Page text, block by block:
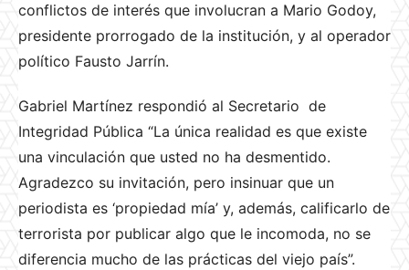
conflictos de interés que involucran a Mario Godoy,
presidente prorrogado de la institución, y al operador
político Fausto Jarrín.
Gabriel Martínez respondió al Secretario de
Integridad Pública “La única realidad es que existe
una vinculación que usted no ha desmentido.
Agradezco su invitación, pero insinuar que un
periodista es ‘propiedad mía’ y, además, calificarlo de
terrorista por publicar algo que le incomoda, no se
diferencia mucho de las prácticas del viejo país”.